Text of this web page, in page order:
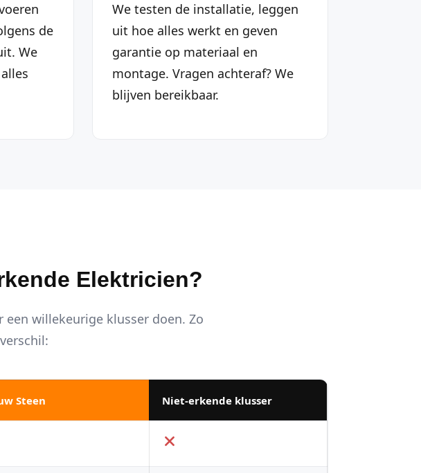
de
We
We testen de installatie, leggen
uit hoe alles werkt en geven
garantie op materiaal en
montage. Vragen achteraf? We
blijven bereikbaar.
Elektricien?
willekeurige klusser doen. Zo
Steen Niet-erkende klusser